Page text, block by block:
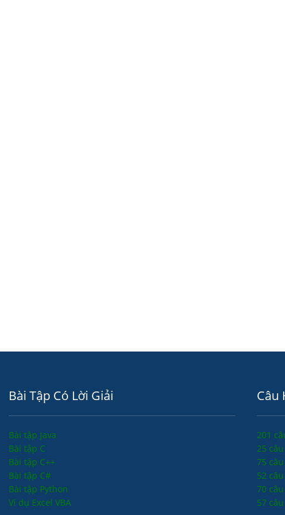
Bài Tập Có Lời Giải
Bài tập Java
Bài tập C
Bài tập C++
Bài tập C#
Bài tập Python
Ví dụ Excel VBA
Câu
201
25
75
52
70
57